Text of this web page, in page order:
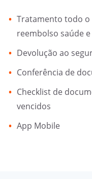
Tratamento todo o
reembolso saúde
Devolução ao
Conferência de
Checklist de
vencidos
App Mobile